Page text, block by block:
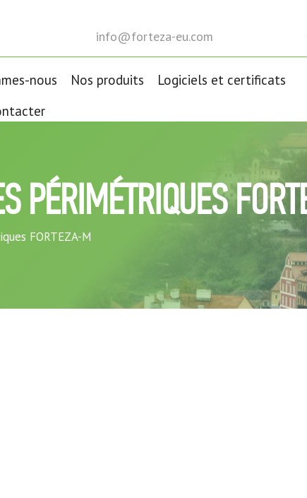
info@forteza-eu.com
nous Nos produits
Logiciels et certificats
PÉRIMÉTRIQUES
FORTEZA-M